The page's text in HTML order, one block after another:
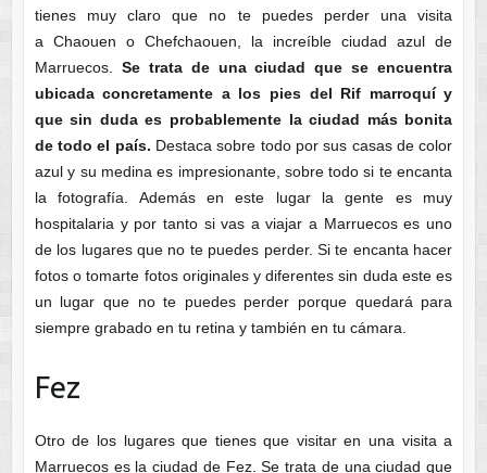
tienes muy claro que no te puedes perder una visita
a Chaouen o Chefchaouen, la increíble ciudad azul de
Marruecos. Se trata de una ciudad que se encuentra
ubicada concretamente a los pies del Rif marroquí y
que sin duda es probablemente la ciudad más bonita
de todo el país. Destaca sobre todo por sus casas de color
azul y su medina es impresionante, sobre todo si te encanta
la fotografía. Además en este lugar la gente es muy
hospitalaria y por tanto si vas a viajar a Marruecos es uno
de los lugares que no te puedes perder. Si te encanta hacer
fotos o tomarte fotos originales y diferentes sin duda este es
un lugar que no te puedes perder porque quedará para
siempre grabado en tu retina y también en tu cámara.
Fez
Otro de los lugares que tienes que visitar en una visita a
Marruecos es la ciudad de Fez. Se trata de una ciudad que